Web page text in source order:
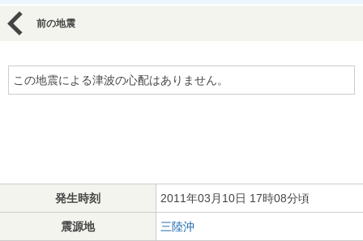
前の地震
この地震による津波の心配はありません。
発生時刻 2011年03月10日 17時08分頃
震源地 三陸沖